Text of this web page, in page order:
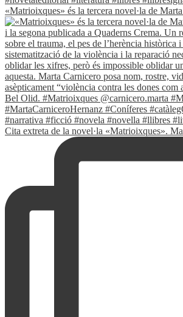
«Matrioixques» és la tercera novel·la de
Cita extreta de la novel·la «Matrioixques».